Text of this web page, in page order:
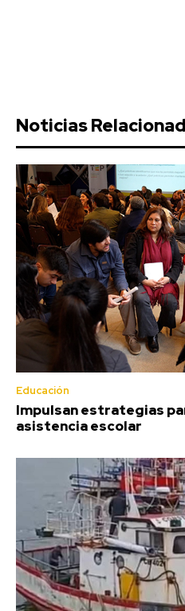
Noticias
Educación
Impulsan estrategias
asistencia escolar